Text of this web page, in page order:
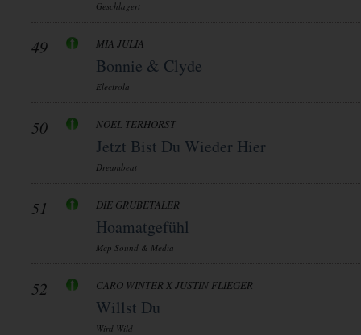
Geschlagert
49 MIA JULIA
Bonnie & Clyde
Electrola
50 NOEL TERHORST
Jetzt Bist Du Wieder Hier
Dreambeat
51 DIE GRUBETALER
Hoamatgefühl
Mcp Sound & Media
52 CARO WINTER X JUSTIN FLIEGER
Willst Du
Wird Wild